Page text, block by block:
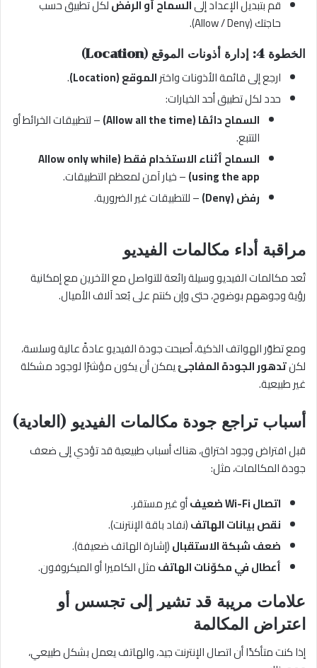
قم بتبديل الإعداد إلىالسماح أو الرفضلكل تطبيق حسب
حاجتك (Allow / Deny).
الخطوة 4: إدارة أذونات الموقع (Location)
ارجع إلى قائمة الأذونات واخترالموقع (Location)
.
حدد لكل تطبيق أحد الخيارات:
السماح دائمًا (Allow all the time)
– لتطبيقات الخرائط أو
التتبع.
السماح أثناء الاستخدام فقط (Allow only while
using the app) – خيار آمن لمعظم التطبيقات.
رفض (Deny)
– للتطبيقات غير الضرورية.
مراقبة أداء مكالمات الفيديو
تُعد مكالمات الفيديو وسيلة رائعة للتواصل مع الآخرين مع إمكانية
رؤية وجوههم بوضوح، حتى وإن كنتم على بُعد آلاف الأميال.
ومع تطوّر الهواتف الذكية، أصبحت جودة الفيديو عادةً عالية وسلسة،
لكنتدهور الجودة المفاجئيمكن أن يكون مؤشرًا لوجود مشكلة
غير طبيعية.
أسباب تراجع جودة مكالمات الفيديو (العادية)
قبل افتراض وجود اختراق، هناك أسباب طبيعية قد تؤدي إلى ضعف
جودة المكالمات، مثل:
اتصال Wi-Fi ضعيف
أو غير مستقر.
نقص بيانات الهاتف(نفاد باقة الإنترنت).
ضعف شبكة الاستقبال(إشارة الهاتف ضعيفة).
أعطال في مكوّنات الهاتفمثل الكاميرا أو الميكروفون.
علامات مريبة قد تشير إلى تجسس أو
اعتراض المكالمة
إذا كنت متأكدًا أن اتصال الإنترنت جيد، والهاتف يعمل بشكل طبيعي،